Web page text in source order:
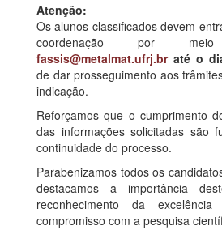
Atenção:
Os alunos classificados devem
coordenação por
fassis@metalmat.ufrj.br até o
de dar prosseguimento aos
indicação.
Reforçamos que o cumprimento
das informações solicitadas são
continuidade do processo.
Parabenizamos todos os
destacamos a importância
reconhecimento da
compromisso com a pesquisa